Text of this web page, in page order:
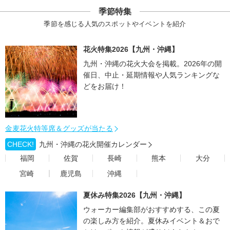
季節特集
季節を感じる人気のスポットやイベントを紹介
花火特集2026【九州・沖縄】
九州・沖縄の花火大会を掲載。2026年の開
催日、中止・延期情報や人気ランキングな
どをお届け！
金麦花火特等席＆グッズが当たる
CHECK!
九州・沖縄の花火開催カレンダー
福岡
佐賀 長崎 熊本
大分
宮崎
鹿児島 沖縄
夏休み特集2026【九州・沖縄】
ウォーカー編集部がおすすめする、この夏
の楽しみ方を紹介。夏休みイベント＆おで